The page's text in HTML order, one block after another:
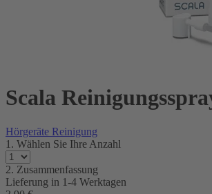
Scala
Hörgeräte Reinigung
1. Wählen Sie Ihre Anzahl
2. Zusammenfassung
Lieferung in 1-4 Werktagen